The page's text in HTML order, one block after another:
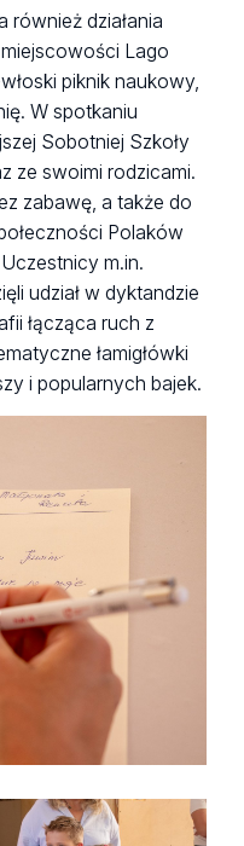
również działania
Lago
piknik naukowy,
W spotkaniu
Sobotniej Szkoły
ze swoimi rodzicami.
zabawę, a także do
Polaków
m.in.
udział w dyktandzie
łącząca ruch z
łamigłówki
i popularnych bajek.